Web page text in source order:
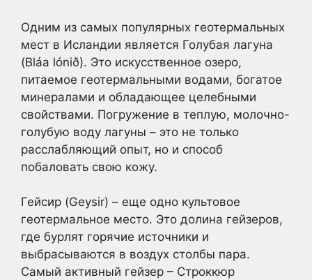
Одним из самых популярных геотермальных
мест в Исландии является Голубая лагуна
(Bláa lónið). Это искусственное озеро,
питаемое геотермальными водами, богатое
минералами и обладающее целебными
свойствами. Погружение в теплую, молочно-
голубую воду лагуны – это не только
расслабляющий опыт, но и способ
побаловать свою кожу.
Гейсир (Geysir) – еще одно культовое
геотермальное место. Это долина гейзеров,
где бурлят горячие источники и
выбрасываются в воздух столбы пара.
Самый активный гейзер – Строккюр